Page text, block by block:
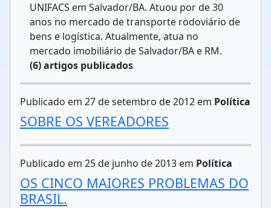
UNIFACS em Salvador/BA. Atuou por de 30
anos no mercado de transporte rodoviário de
bens e logística. Atualmente, atua no
mercado imobiliário de Salvador/BA e RM.
(6) artigos publicados
Publicado em 27 de setembro de 2012 em Política
SOBRE OS VEREADORES
Publicado em 25 de junho de 2013 em Política
OS CINCO MAIORES PROBLEMAS DO
BRASIL.